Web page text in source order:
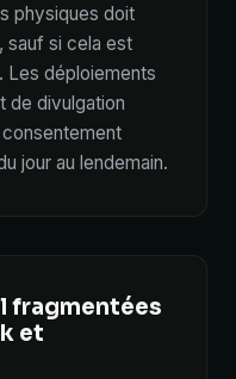
physiques doit
sauf si cela est
déploiements
de divulgation
jour au lendemain.
fragmentées
et